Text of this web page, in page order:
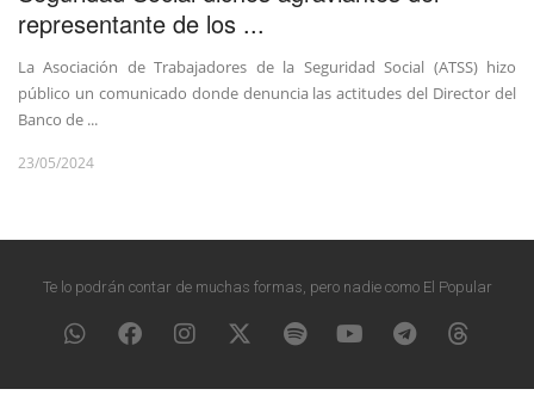
representante de los ...
La Asociación de Trabajadores de la Seguridad Social (ATSS) hizo
público un comunicado donde denuncia las actitudes del Director del
Banco de ...
23/05/2024
Te lo podrán contar de muchas formas, pero nadie como El Popular